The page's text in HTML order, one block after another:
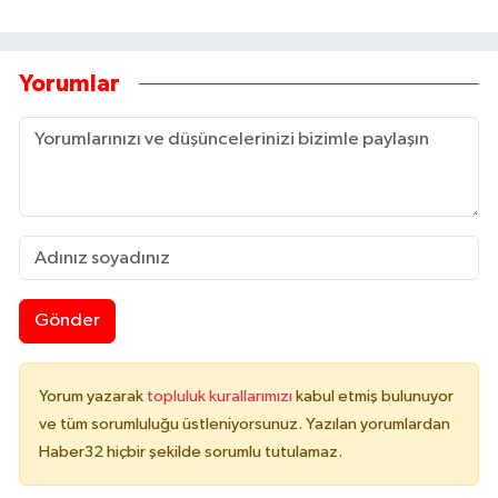
Yorumlar
Gönder
Yorum yazarak topluluk kurallarımızı kabul etmiş bulunuyor
ve tüm sorumluluğu üstleniyorsunuz. Yazılan yorumlardan
Haber32 hiçbir şekilde sorumlu tutulamaz.